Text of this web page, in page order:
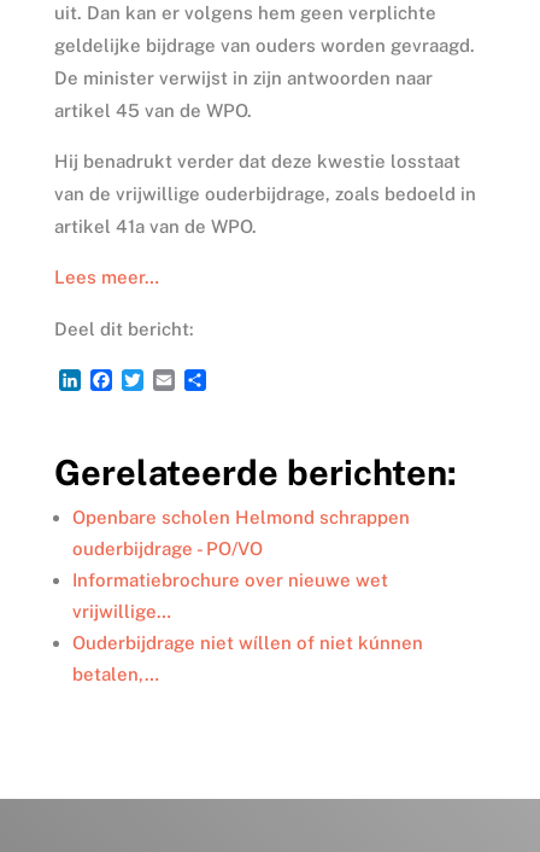
uit. Dan kan er volgens hem geen verplichte
geldelijke bijdrage van ouders worden gevraagd.
De minister verwijst in zijn antwoorden naar
artikel 45 van de WPO.
Hij benadrukt verder dat deze kwestie losstaat
van de vrijwillige ouderbijdrage, zoals bedoeld in
artikel 41a van de WPO.
Lees meer…
Deel dit bericht:
L
e
d
I
n
F
b
o
o
k
T
t
e
r
E
l
D
n
Gerelateerde berichten:
Openbare scholen Helmond schrappen
ouderbijdrage - PO/VO
Informatiebrochure over nieuwe wet
vrijwillige…
Ouderbijdrage niet wíllen of niet kúnnen
betalen,…